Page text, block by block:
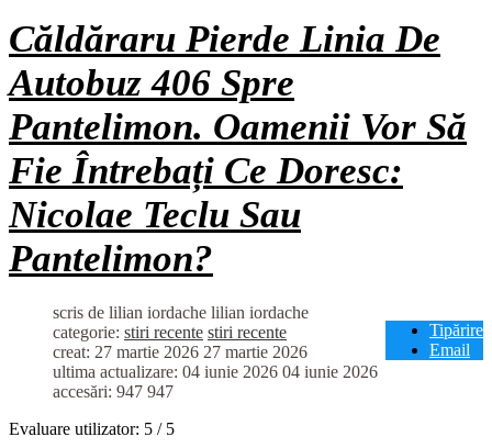
Căldăraru Pierde Linia De
Autobuz 406 Spre
Pantelimon. Oamenii Vor Să
Fie Întrebați Ce Doresc:
Nicolae Teclu Sau
Pantelimon?
Tipărire
Email
scris de lilian iordache lilian iordache
categorie: stiri recente stiri recente
creat: 27 martie 2026 27 martie 2026
ultima actualizare: 04 iunie 2026 04 iunie 2026
accesări: 947 947
Evaluare utilizator: 5 / 5